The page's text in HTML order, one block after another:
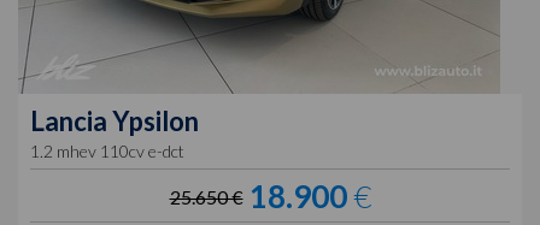
LanciaYpsilon
1.2 mhev 110cv e-dct
25.650 € 18.900€